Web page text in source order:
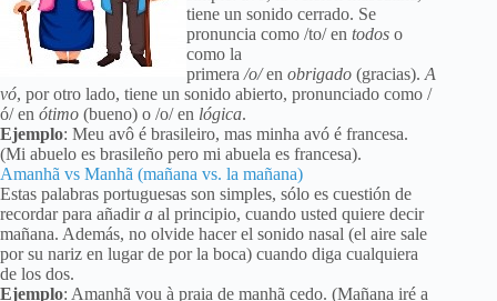
tiene un sonido cerrado. Se
pronuncia como /to/ en todos o
como la
primera /o/en obrigado (gracias). A
vó, por otro lado, tiene un sonido abierto, pronunciado como /
ó/ en ótimo (bueno) o /o/ en lógica.
Ejemplo: Meu avô é brasileiro, mas minha avó é francesa.
(Mi abuelo es brasileño pero mi abuela es francesa).
Amanhã vs Manhã (mañana vs. la mañana)
Estas palabras portuguesas son simples, sólo es cuestión de
recordar para añadira al principio, cuando usted quiere decir
mañana. Además, no olvide hacer el sonido nasal (el aire sale
por su nariz en lugar de por la boca) cuando diga cualquiera
de los dos.
Ejemplo: Amanhã vou à praia de manhã cedo. (Mañana iré a